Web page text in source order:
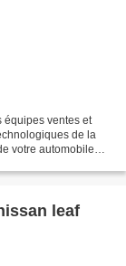
équipes ventes et
de la
votre automobile
leaf